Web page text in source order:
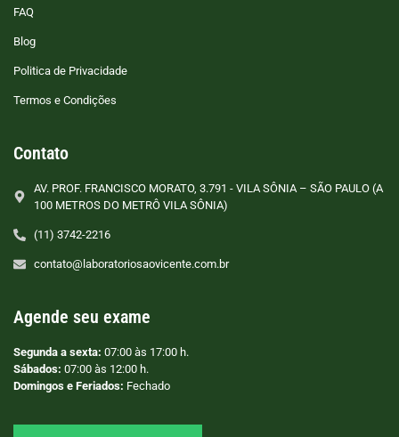
FAQ
Blog
Politica de Privacidade
Termos e Condições
Contato
AV. PROF. FRANCISCO MORATO, 3.791 - VILA SÔNIA – SÃO PAULO (A
100 METROS DO METRÔ VILA SÔNIA)
(11) 3742-2216
contato@laboratoriosaovicente.com.br
Agende seu exame
Segunda a sexta: 07:00 às 17:00 h.
Sábados: 07:00 às 12:00 h.
Domingos e Feriados: Fechado